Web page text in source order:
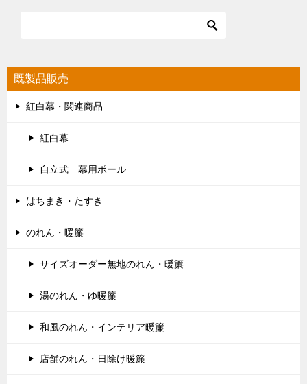
既製品販売
紅白幕・関連商品
紅白幕
自立式 幕用ポール
はちまき・たすき
のれん・暖簾
サイズオーダー無地のれん・暖簾
湯のれん・ゆ暖簾
和風のれん・インテリア暖簾
店舗のれん・日除け暖簾